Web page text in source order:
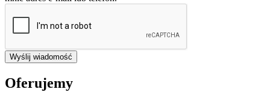
Wyślij wiadomość
Oferujemy